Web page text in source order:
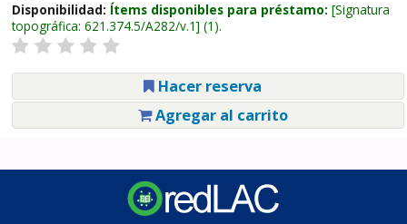
Disponibilidad: Ítems disponibles para préstamo: Signatura
topográfica: 621.374.5/A282/v.1 (1).
Hacer reserva
Agregar al carrito